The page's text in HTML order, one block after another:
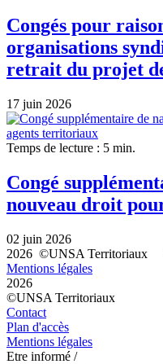
Congés pour
organisations
retrait du projet
17 juin 2026
Temps de lecture : 5 min.
Congé
nouveau droit
02 juin 2026
2026 ©UNSA
Mentions légales
2026
©UNSA Territoriaux
Contact
Plan d'accès
Mentions légales
Etre informé /